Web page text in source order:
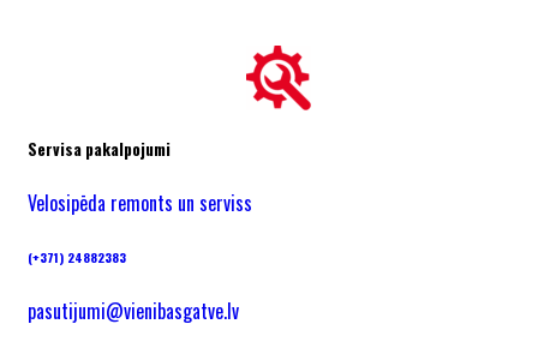
Servisa pakalpojumi
Velosipēda remonts un serviss
(+371) 24882383
pasutijumi@vienibasgatve.lv